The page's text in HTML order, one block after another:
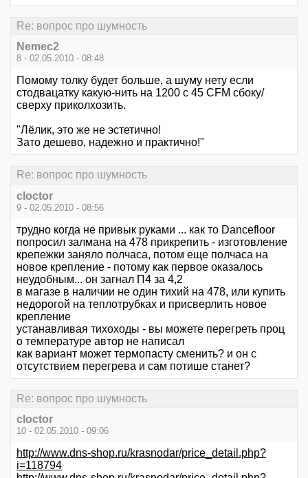
Re: вопрос про шумность
Nemec2
8 - 02.05.2010 - 08:48
Помому толку будет больше, а шуму нету если
стодвацатку какую-нить на 1200 с 45 CFM сбоку/
сверху приколхозить.
"Лёлик, это же не эстетично!
Зато дешево, надежно и практично!"
Re: вопрос про шумность
cloctor
9 - 02.05.2010 - 08:56
трудно когда не привык руками ... как то Dancefloor
попросил залмана на 478 прикрепить - изготовление
крепежки заняло полчаса, потом еще полчаса на
новое крепление - потому как первое оказалось
неудобным... он загнал П4 за 4,2
в магазе в наличии не один тихий на 478, или купить
недорогой на теплотрубках и присверлить новое
крепление
устанавливая тихоходы - вы можете перегреть проц
о температуре автор не написал
как вариант может термопасту сменить? и он с
отсутствием перегрева и сам потише станет?
Re: вопрос про шумность
cloctor
10 - 02.05.2010 - 09:06
http://www.dns-shop.ru/krasnodar/price_detail.php?
i=118794